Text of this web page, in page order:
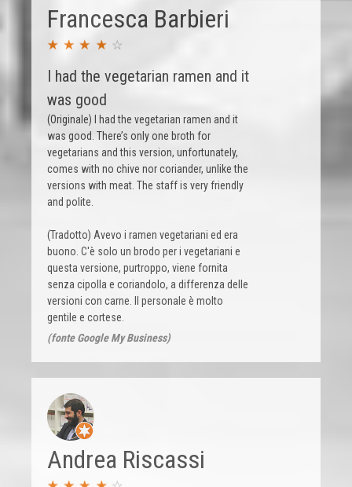
Francesca Barbieri
I had the vegetarian ramen and it
was good
(Originale) I had the vegetarian ramen and it
was good. There’s only one broth for
vegetarians and this version, unfortunately,
comes with no chive nor coriander, unlike the
versions with meat. The staff is very friendly
and polite.
(Tradotto) Avevo i ramen vegetariani ed era
buono. C'è solo un brodo per i vegetariani e
questa versione, purtroppo, viene fornita
senza cipolla e coriandolo, a differenza delle
versioni con carne. Il personale è molto
gentile e cortese.
(fonte Google My Business)
Andrea Riscassi